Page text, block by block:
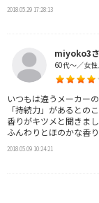
2018.05.29 17:28:13
miyoko3
60代～／女
いつもは違うメーカー
「持続力」があるとの
香りがキツメと聞きま
ふんわりとほのかな香
2018.05.09 10:24:21